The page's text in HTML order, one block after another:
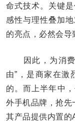
命式技术。关键
感性与理性叠加
的亮点，必然会导
因此，为消费
由”，是商家在激
的。而上半年中
外手机品牌，抢先
其产品提供内置的